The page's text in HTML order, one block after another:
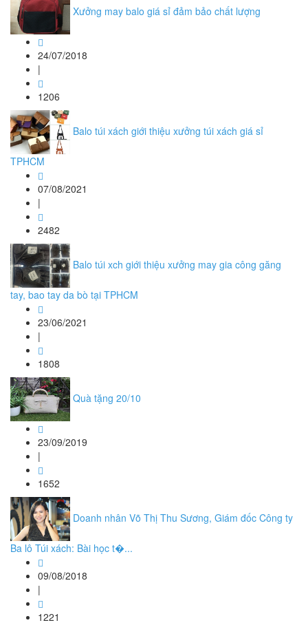
Xưởng may balo giá sỉ đảm bảo chất lượng
24/07/2018
|
1206
Balo túi xách giới thiệu xưởng túi xách giá sỉ
TPHCM
07/08/2021
|
2482
Balo túi xch giới thiệu xưởng may gia công găng
tay, bao tay da bò tại TPHCM
23/06/2021
|
1808
Quà tặng 20/10
23/09/2019
|
1652
Doanh nhân Võ Thị Thu Sương, Giám đốc Công ty
Ba lô Túi xách: Bài học t�...
09/08/2018
|
1221